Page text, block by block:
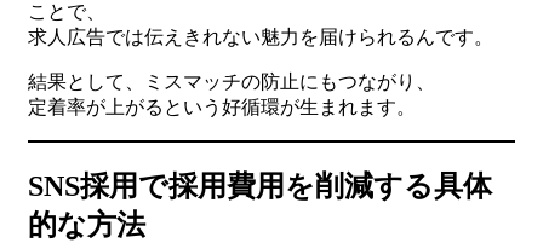
ことで、
求人広告では伝えきれない魅力を届けられるんです。
結果として、ミスマッチの防止にもつながり、
定着率が上がるという好循環が生まれます。
SNS採用で採用費用を削減する具体
的な方法